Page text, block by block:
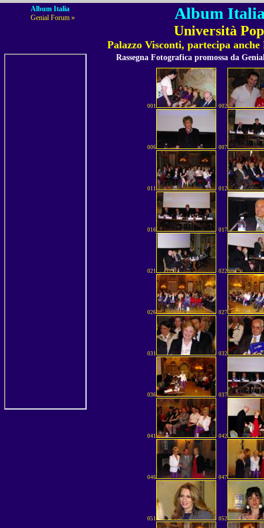
Album Italia
Genial Forum »
Album
Università
Palazzo Visconti, partecipa
Rassegna Fotografica promossa da
001 002
006 007
011 012
016 017
021 022
026 027
031 032
036 037
041 042
046 047
051 052